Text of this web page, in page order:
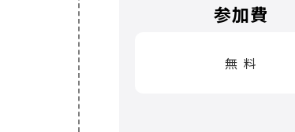
参加費
無 料